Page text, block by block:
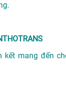
kết mang đến